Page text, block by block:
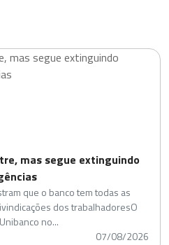
mas segue extinguindo
que o banco tem todas as
dos trabalhadoresO
no...
07/08/2026